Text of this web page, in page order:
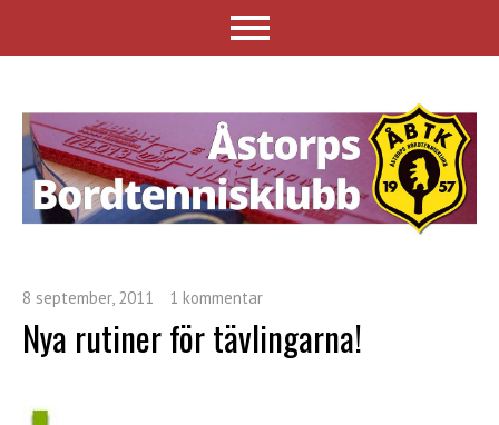
8 september, 2011 1 kommentar
Nya rutiner för tävlingarna!